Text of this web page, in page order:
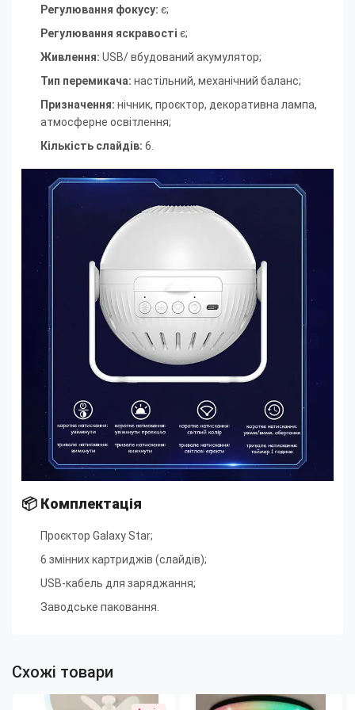
Регулювання фокусу: є;
Регулювання яскравості є;
Живлення: USB/ вбудований акумулятор;
Тип перемикача: настільний, механічний баланс;
Призначення: нічник, проєктор, декоративна лампа,
атмосферне освітлення;
Кількість слайдів: 6.
📦 Комплектація
Проєктор Galaxy Star;
6 змінних картриджів (слайдів);
USB-кабель для заряджання;
Заводське паковання.
Схожі товари